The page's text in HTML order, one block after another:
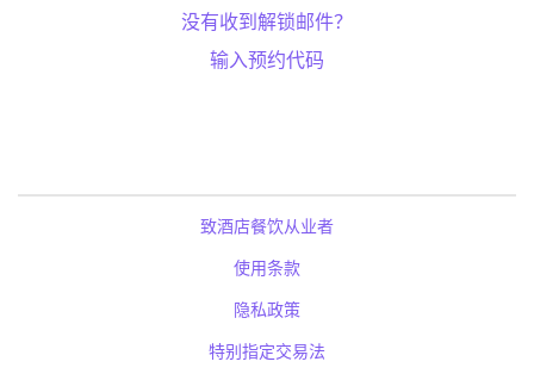
没有收到解锁邮件？
输入预约代码
致酒店餐饮从业者
使用条款
隐私政策
特别指定交易法